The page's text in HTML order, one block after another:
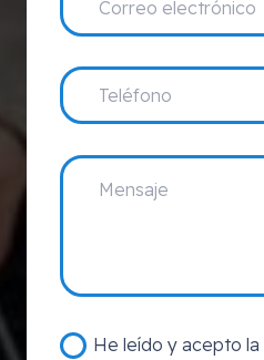
He leído y acepto la